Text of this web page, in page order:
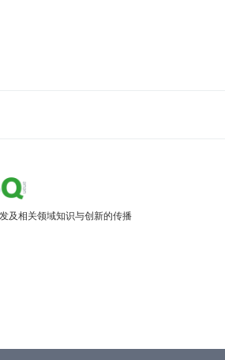
及相关领域知识与创新的传播